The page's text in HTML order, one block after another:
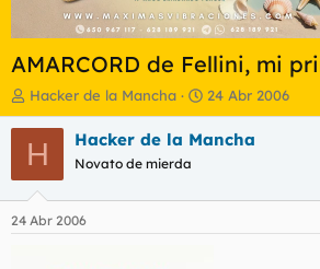
AMARCORD de Fellini, mi
I
n
i
c
a
d
o
Hacker de la Mancha
F
e
c
i
24 Abr 2006
H Hacker de la Mancha
Novato de mierda
24 Abr 2006